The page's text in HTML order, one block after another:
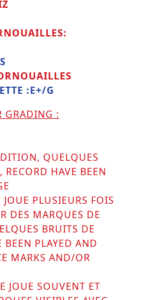
:E+/G
GRADING :
QUELQUES
HAVE BEEN
PLUSIEURS FOIS
DES MARQUES DE
BRUITS DE
BEEN PLAYED AND
MARKS AND/OR
JOUE SOUVENT ET